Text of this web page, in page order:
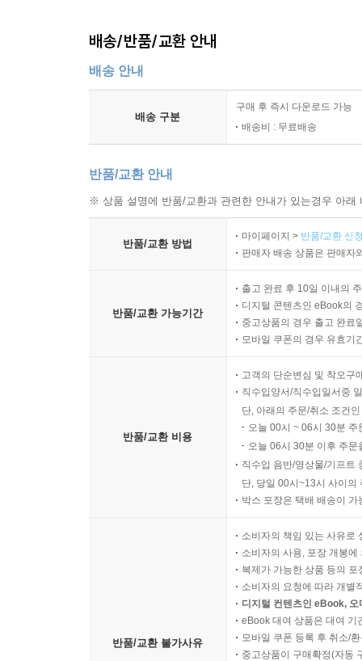
배송/반품/교환 안내
배송 안내
배송 구분
구매 후 즉시 다운로드 가능
배송비 : 무료배송
반품/교환 안내
※ 상품 설명에 반품/교환과 관련한 안내가 있는경우 아
반품/교환 방법
마이페이지 > 반품/교환 신
판매자 배송 상품은 판매자
반품/교환 가능기간
출고 완료 후 10일 이내의
디지털 콘텐츠인 eBook의
중고상품의 경우 출고 완료
모바일 쿠폰의 경우 유효기
반품/교환 비용
고객의 단순변심 및 착오구
직수입양서/직수입일서중
단, 아래의 주문/취소 조건
오늘 00시 ~ 06시 30분
오늘 06시 30분 이후 주
직수입 음반/영상물/기프트
단, 당일 00시~13시 사이의
박스 포장은 택배 배송이
반품/교환 불가사유
소비자의 책임 있는 사유로
소비자의 사용, 포장 개봉
복제가 가능한 상품 등의
소비자의 요청에 따라 개별
디지털 컨텐츠인 eBook,
eBook 대여 상품은 대여 기
모바일 쿠폰 등록 후 취소/
중고상품이 구매확정(자동